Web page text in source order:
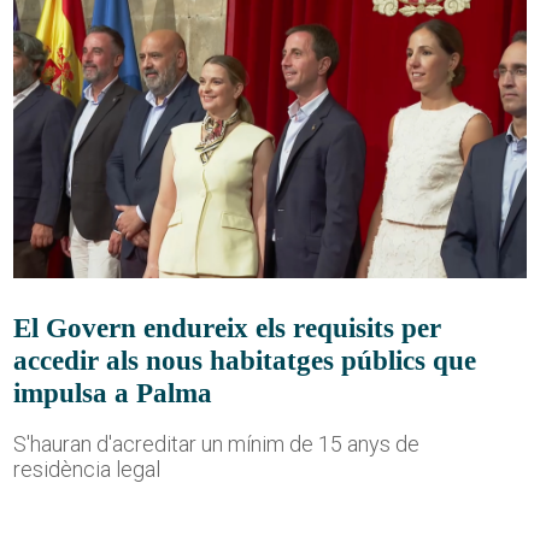
El Govern endureix els requisits per
accedir als nous habitatges públics que
impulsa a Palma
S'hauran d'acreditar un mínim de 15 anys de
residència legal